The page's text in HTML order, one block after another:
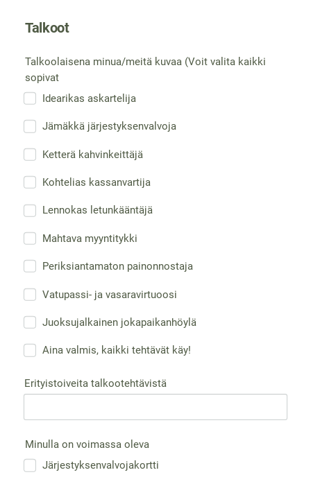
Talkoot
Talkoolaisena minua/meitä kuvaa (Voit valita kaikki
sopivat
Idearikas askartelija
Jämäkkä järjestyksenvalvoja
Ketterä kahvinkeittäjä
Kohtelias kassanvartija
Lennokas letunkääntäjä
Mahtava myyntitykki
Periksiantamaton painonnostaja
Vatupassi- ja vasaravirtuoosi
Juoksujalkainen jokapaikanhöylä
Aina valmis, kaikki tehtävät käy!
Erityistoiveita talkootehtävistä
Minulla on voimassa oleva
Järjestyksenvalvojakortti